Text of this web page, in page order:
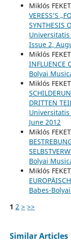
Miklós
VERESS’S
SYNTHESIS
Universitatis
Issue 2,
Miklós
INFLUENCE
Bolyai
Miklós
DRITTEN
Universitatis
June 2012
Miklós
Bolyai
Miklós
Babes-
1 2 > >>
Similar Articles